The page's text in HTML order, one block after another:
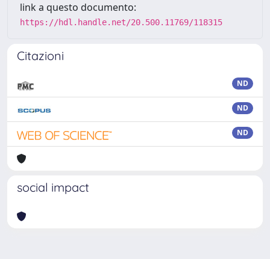
link a questo documento:
https://hdl.handle.net/20.500.11769/118315
Citazioni
ND
ND
ND
social impact